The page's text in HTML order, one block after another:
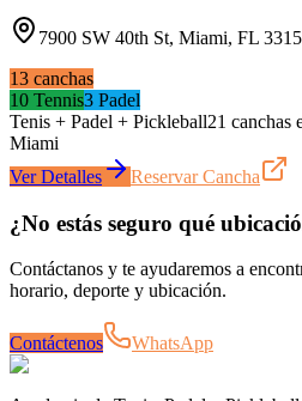
7900 SW 40th St, Miami, FL
13 canchas
10 Tennis3 Padel
Tenis + Padel + Pickleball21 canchas
Miami
Ver Detalles
Reservar Cancha
¿No estás seguro qué
Contáctanos y te ayudaremos a
horario, deporte y ubicación.
Contáctenos WhatsApp